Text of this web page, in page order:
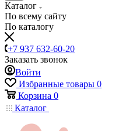
Каталог
По всему сайту
По каталогу
+7 937 632-60-20
Заказать звонок
Войти
Избранные товары 0
Корзина 0
Каталог